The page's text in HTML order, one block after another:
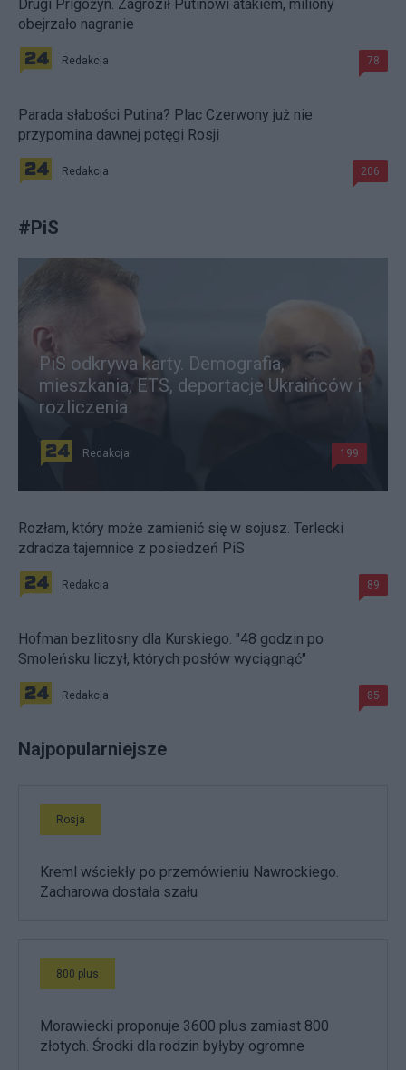
Drugi Prigożyn. Zagroził Putinowi atakiem, miliony
obejrzało nagranie
Redakcja 78
Parada słabości Putina? Plac Czerwony już nie
przypomina dawnej potęgi Rosji
Redakcja 206
#PiS
PiS odkrywa karty. Demografia,
mieszkania, ETS, deportacje Ukraińców i
rozliczenia
Redakcja 199
Rozłam, który może zamienić się w sojusz. Terlecki
zdradza tajemnice z posiedzeń PiS
Redakcja 89
Hofman bezlitosny dla Kurskiego. "48 godzin po
Smoleńsku liczył, których posłów wyciągnąć"
Redakcja 85
Najpopularniejsze
Rosja
Kreml wściekły po przemówieniu Nawrockiego.
Zacharowa dostała szału
800 plus
Morawiecki proponuje 3600 plus zamiast 800
złotych. Środki dla rodzin byłyby ogromne